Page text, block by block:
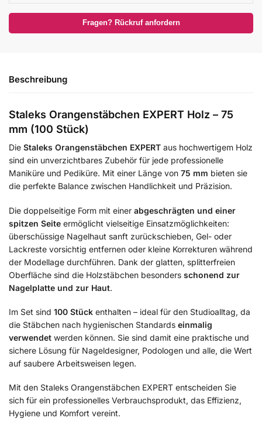
Fragen? Rückruf anfordern
Beschreibung
Staleks Orangenstäbchen EXPERT Holz – 75
mm (100 Stück)
Die Staleks Orangenstäbchen EXPERT aus hochwertigem Holz
sind ein unverzichtbares Zubehör für jede professionelle
Maniküre und Pediküre. Mit einer Länge von 75 mm bieten sie
die perfekte Balance zwischen Handlichkeit und Präzision.
Die doppelseitige Form mit einer abgeschrägten und einer
spitzen Seite ermöglicht vielseitige Einsatzmöglichkeiten:
überschüssige Nagelhaut sanft zurückschieben, Gel- oder
Lackreste vorsichtig entfernen oder kleine Korrekturen während
der Modellage durchführen. Dank der glatten, splitterfreien
Oberfläche sind die Holzstäbchen besonders schonend zur
Nagelplatte und zur Haut.
Im Set sind 100 Stück enthalten – ideal für den Studioalltag, da
die Stäbchen nach hygienischen Standards einmalig
verwendet werden können. Sie sind damit eine praktische und
sichere Lösung für Nageldesigner, Podologen und alle, die Wert
auf saubere Arbeitsweisen legen.
Mit den Staleks Orangenstäbchen EXPERT entscheiden Sie
sich für ein professionelles Verbrauchsprodukt, das Effizienz,
Hygiene und Komfort vereint.